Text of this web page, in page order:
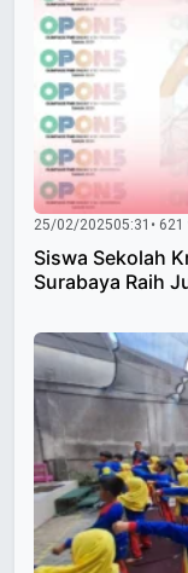
25/02/202505:31 •
Siswa Sekolah
Surabaya Raih